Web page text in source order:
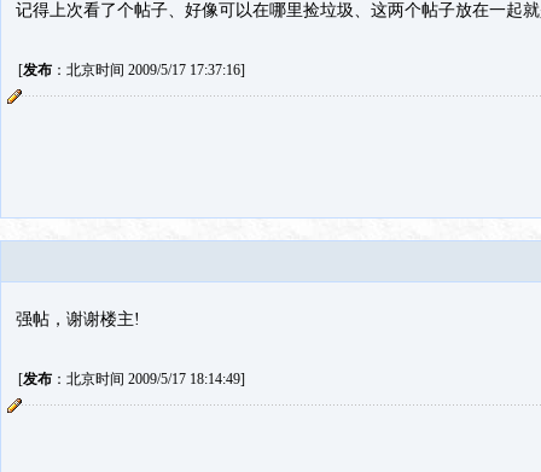
记得上次看了个帖子、好像可以在哪里捡垃圾、这两个帖子放在一起
[发布：北京时间 2009/5/17 17:37:16]
强帖，谢谢楼主!
[发布：北京时间 2009/5/17 18:14:49]